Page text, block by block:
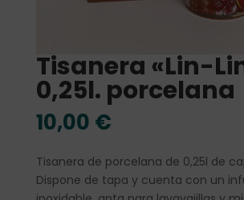
Tisanera «Lin-
0,25l. porcelana
10,00 €
Tisanera de porcelana de 0,25l de
Dispone de tapa y cuenta con un